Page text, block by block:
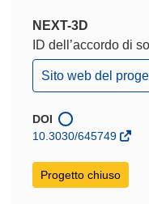
NEXT-3D
ID dell’accordo di
(si
apre
una
nuova
Sito web del
DOI
10.3030/645749
Progetto chiuso